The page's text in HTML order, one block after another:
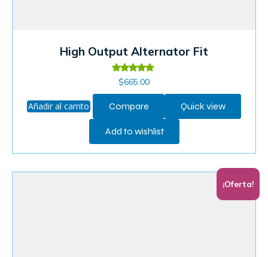
High Output Alternator Fit
Valorado
en
4.60
$665.00
Añadir al carrito Compare Quick view
Add to wishlist
¡Oferta!